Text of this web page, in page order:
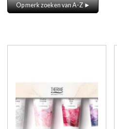
Op merk zoeken van A-Z ►